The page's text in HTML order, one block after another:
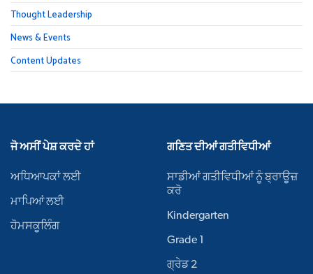
Thought Leadership
News & Events
Content Updates
ਜੋ ਅਸੀਂ ਪੇਸ਼ ਕਰਦੇ ਹਾਂ
ਅਧਿਆਪਕਾਂ ਲਈ
ਮਾਪਿਆਂ ਲਈ
ਹੋਮਸਕੂਲਿੰਗ
ਗਣਿਤ ਦੀਆਂ ਗਤੀਵਿਧੀਆਂ
ਸਾਡੀਆਂ ਗਤੀਵਿਧੀਆਂ ਨੂੰ ਬ੍ਰਾਊਜ਼
ਕਰੋ
Kindergarten
Grade 1
ਗ੍ਰੇਡ 2